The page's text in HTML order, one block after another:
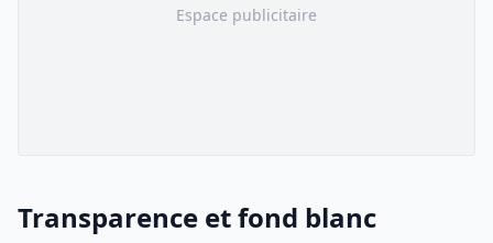
Espace publicitaire
Transparence et fond blanc